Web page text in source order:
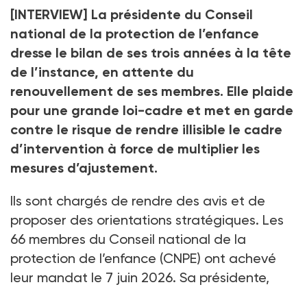
[INTERVIEW] La présidente du Conseil
national de la protection de l’enfance
dresse le bilan de ses trois années à la tête
de l’instance, en attente du
renouvellement de ses membres. Elle plaide
pour une grande loi-cadre et met en garde
contre le risque de rendre illisible le cadre
d’intervention à force de multiplier les
mesures d’ajustement.
Ils sont chargés de rendre des avis et de
proposer des orientations stratégiques. Les
66 membres du Conseil national de la
protection de l’enfance (CNPE) ont achevé
leur mandat le 7 juin 2026. Sa présidente,